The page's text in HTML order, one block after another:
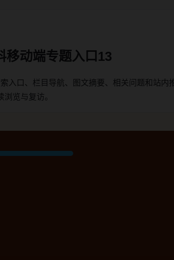
移动端专题入口13
入口、栏目导航、图文摘要、相关问题和站内
览与复访。